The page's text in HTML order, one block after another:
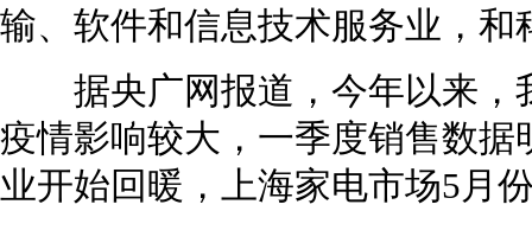
输、软件和信息技术服务业，
据央广网报道，今年以来，
疫情影响较大，一季度销售数
业开始回暖，上海家电市场5月